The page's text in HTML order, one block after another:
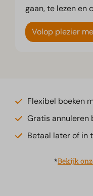
gaan, te lezen en
Volop plezier
Flexibel boeken
Gratis annuleren
Betaal later of in
*Bekijk